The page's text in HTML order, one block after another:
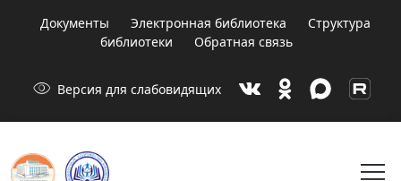
Документы Электронная библиотека
Структура
библиотеки
Обратная связь
visibility Версия для слабовидящих
menu